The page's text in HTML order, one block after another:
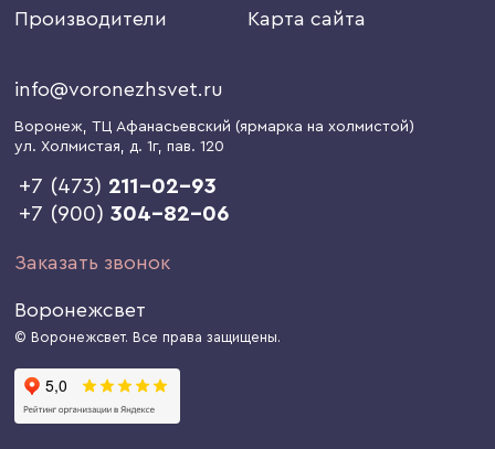
Производители Карта сайта
info@voronezhsvet.ru
Воронеж, ТЦ Афанасьевский (ярмарка на холмистой)
ул. Холмистая, д. 1г, пав. 120
+7 (473) 211-02-93
+7 (900)304-82-06
Заказать звонок
Воронежсвет
© Воронежсвет. Все права защищены.